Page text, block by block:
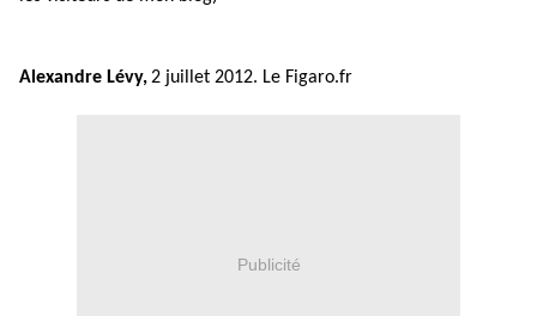
Alexandre Lévy,2 juillet 2012. Le Figaro.fr
Publicité